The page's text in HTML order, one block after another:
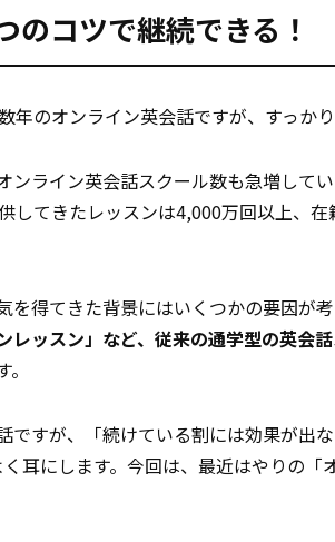
のコツで継続できる！
年のオンライン英会話ですが、すっか
ライン英会話スクール数も急増して
てきたレッスンは4,000万回以上、在
得てきた背景にはいくつかの要因が考
レッスン」など、従来の通学型の英会
ですが、「続けている割には効果が出
耳にします。今回は、最近はやりの「